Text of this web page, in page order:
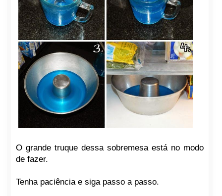
O grande truque dessa sobremesa está no modo
de fazer.
Tenha paciência e siga passo a passo.